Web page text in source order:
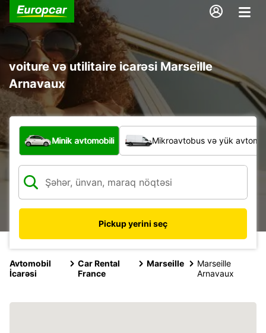
voiture və utilitaire icarəsi Marseille
Arnavaux
Hansı növ nəqliyyat vasitəsi?
Minik avtomobili Mikroavtobus və yük
Pickup yerini seç
Avtomobil
İcarəsi
Car Rental
France
Marseille
Marseille
Arnavaux